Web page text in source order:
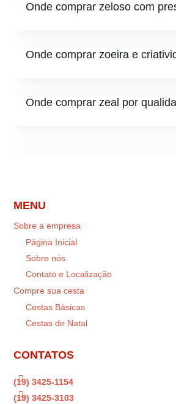
Onde comprar zeloso com
Onde comprar zoeira e
Onde comprar zeal por
MENU
Sobre a empresa
Página Inicial
Sobre nós
Contato e Localização
Compre sua cesta
Cestas Básicas
Cestas de Natal
CONTATOS

(19) 3425-1154

(19) 3425-3103